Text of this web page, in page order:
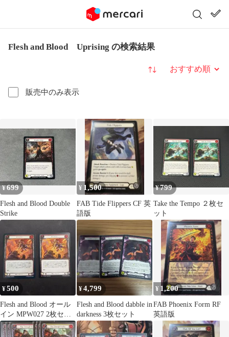
Flesh and Blood Uprising の検索結果
販売中のみ表示
並び替え
¥699
Flesh and Blood Double
Strike
¥ 1,500
FAB Tide Flippers CF 英
語版
¥799
Take the Tempo ２枚セ
ット
¥500
Flesh and Blood オール
イン MPW027 2枚セッ
ト(1枚RF)
¥4,799
Flesh and Blood dabble in
darkness 3枚セット
¥ 1,200
FAB Phoenix Form RF
英語版